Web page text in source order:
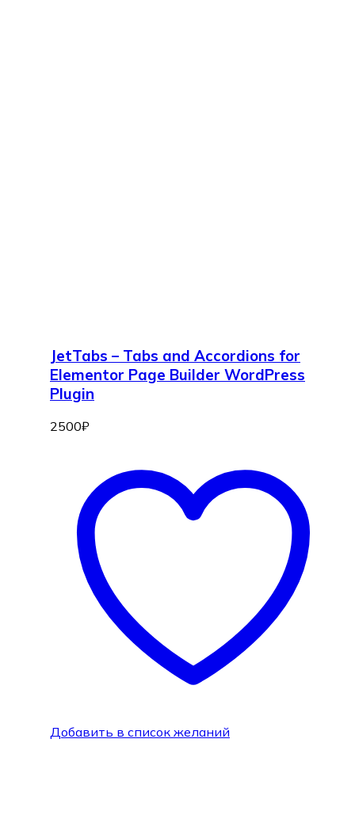
JetTabs – Tabs and Accordions for
Elementor Page Builder WordPress
Plugin
2500₽
Добавить в список желаний